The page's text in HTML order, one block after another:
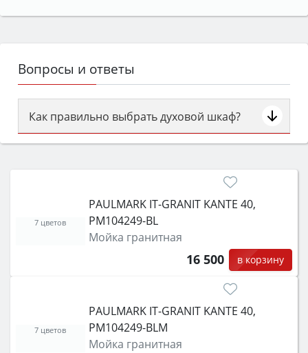
Вопросы и ответы
Как правильно выбрать духовой шкаф?
Сначала определитесь с типом (газовый или
затем смотрите на объём 50–70 л для семьи,
функции (конвекция, гриль, самоочистка,
защита от детей).
PAULMARK IT-GRANIT KANTE 40,
PM104249-BL
Мойка гранитная
16 500 в корзину
7 цветов
PAULMARK IT-GRANIT KANTE 40,
PM104249-BLM
Мойка гранитная
7 цветов